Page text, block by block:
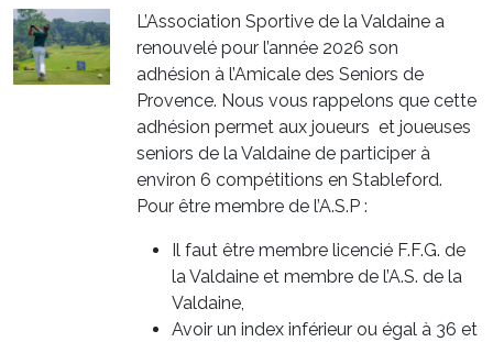
L’Association Sportive de la Valdaine a
renouvelé pour l’année 2026 son
adhésion à l’Amicale des Seniors de
Provence. Nous vous rappelons que cette
adhésion permet aux joueurs et joueuses
seniors de la Valdaine de participer à
environ 6 compétitions en Stableford.
Pour être membre de l’A.S.P :
Il faut être membre licencié F.F.G. de
la Valdaine et membre de l’A.S. de la
Valdaine,
Avoir un index inférieur ou égal à 36 et